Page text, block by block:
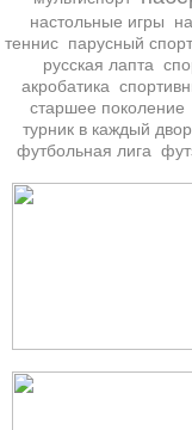
настольные игры
теннис парусный спорт
русская лапта
акробатика
старшее поколение
турник в каждый двор
футбольная лига